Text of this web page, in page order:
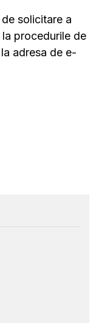
solicitare a
procedurile de
adresa de e-